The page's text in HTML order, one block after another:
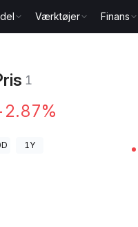
Værktøjer Finans
1
1Y